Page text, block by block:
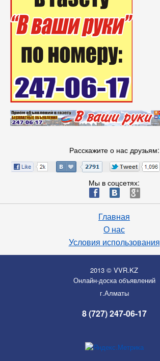
Расскажите о нас друзьям:
Мы в соцсетях:
ä æ è
Главная
О нас
Условия использования
2013 © VVR.KZ
Онлайн-доска объявлений
г.Алматы
8 (727) 247-06-17